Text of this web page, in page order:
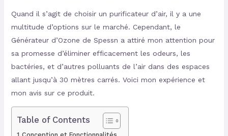
Quand il s’agit de choisir un purificateur d’air, il y a une
multitude d’options sur le marché. Cependant, le
Générateur d’Ozone de Spessn a attiré mon attention pour
sa promesse d’éliminer efficacement les odeurs, les
bactéries, et d’autres polluants de l’air dans des espaces
allant jusqu’à 30 mètres carrés. Voici mon expérience et
mon avis sur ce produit.
Table of Contents